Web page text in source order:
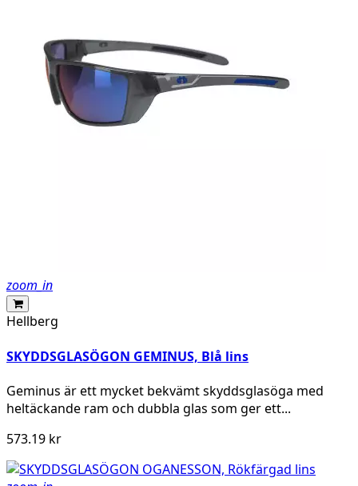
zoom_in
Hellberg
SKYDDSGLASÖGON GEMINUS, Blå lins
Geminus är ett mycket bekvämt skyddsglasöga med
heltäckande ram och dubbla glas som ger ett...
573.19 kr